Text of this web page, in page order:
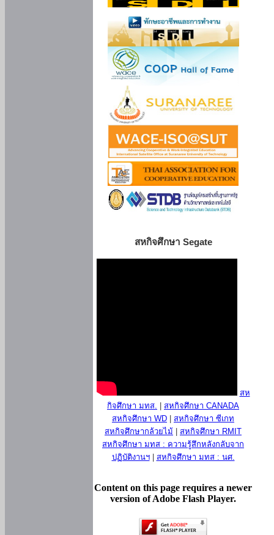
สหกิจศึกษา Segate
สห
กิจศึกษา มทส.
สหกิจศึกษา CANADA
สหกิจศึกษา WD
สหกิจศึกษา ซีเกท
สหกิจศึกษากล้วยไม้
สหกิจศึกษา RMIT
สหกิจศึกษา มทส : ความรู้สึกหลังกลับจาก
ปฏิบัติงานฯ| สหกิจศึกษา มทส : นศ.
Content on this page requires a newer
version of Adobe Flash Player.